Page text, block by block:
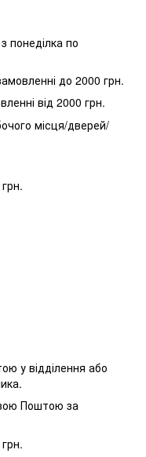
понеділка по
до 2000 грн.
від 2000 грн.
місця/дверей/
у відділення або
Поштою за